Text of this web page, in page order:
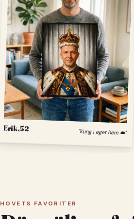
Erik, 52 "Kung i eget hem 👑"
HOVETS FAVORITER